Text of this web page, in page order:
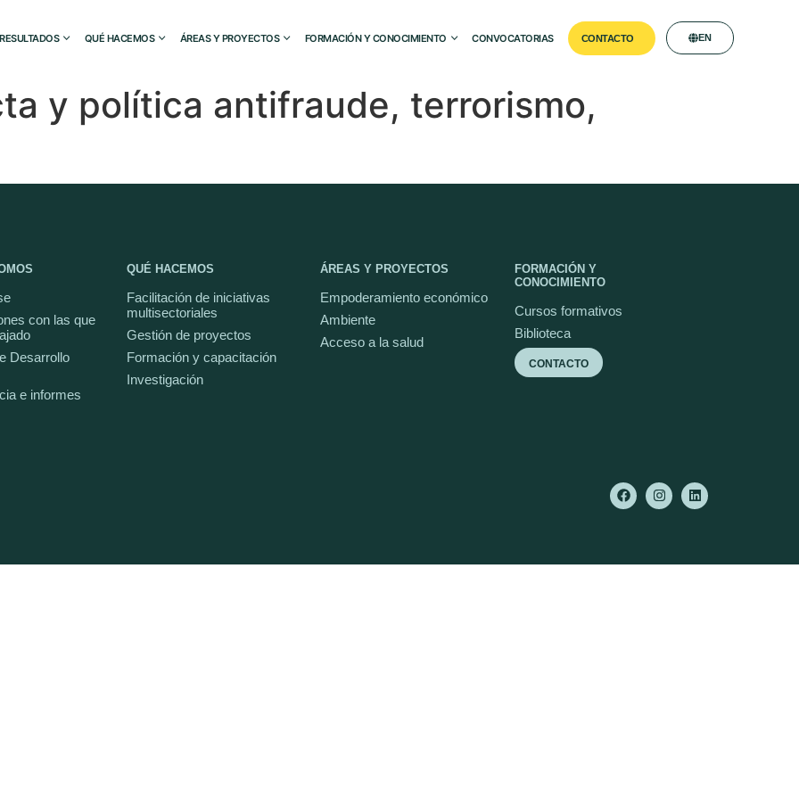
RESULTADOS QUÉ HACEMOS ÁREAS Y PROYECTOS FORMACIÓN Y CONOCIMIENTO CONVOCATORIAS CONTACTO EN
y política antifraude, terrorismo,
con las que
Desarrollo
e informes
QUÉ HACEMOS
Facilitación de iniciativas
multisectoriales
Gestión de proyectos
Formación y capacitación
Investigación
ÁREAS Y PROYECTOS
Empoderamiento económico
Ambiente
Acceso a la salud
FORMACIÓN Y
CONOCIMIENTO
Cursos formativos
Biblioteca
CONTACTO